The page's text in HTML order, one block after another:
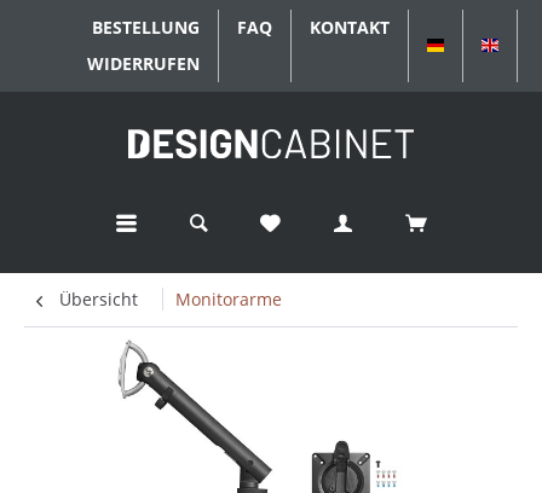
BESTELLUNG
WIDERRUFEN
FAQ
KONTAKT
DEUTSCH
Übersicht Monitorarme